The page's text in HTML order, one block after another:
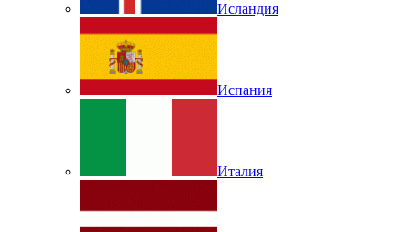
Исландия
Испания
Италия